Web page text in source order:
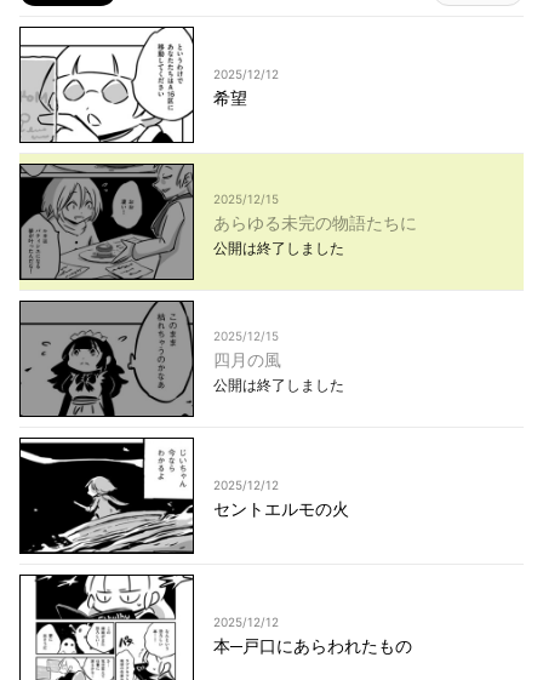
2025/12/12
希望
2025/12/15
あらゆる未完の物語たちに
公開は終了しました
2025/12/15
四月の風
公開は終了しました
2025/12/12
セントエルモの火
2025/12/12
本─戸口にあらわれたもの